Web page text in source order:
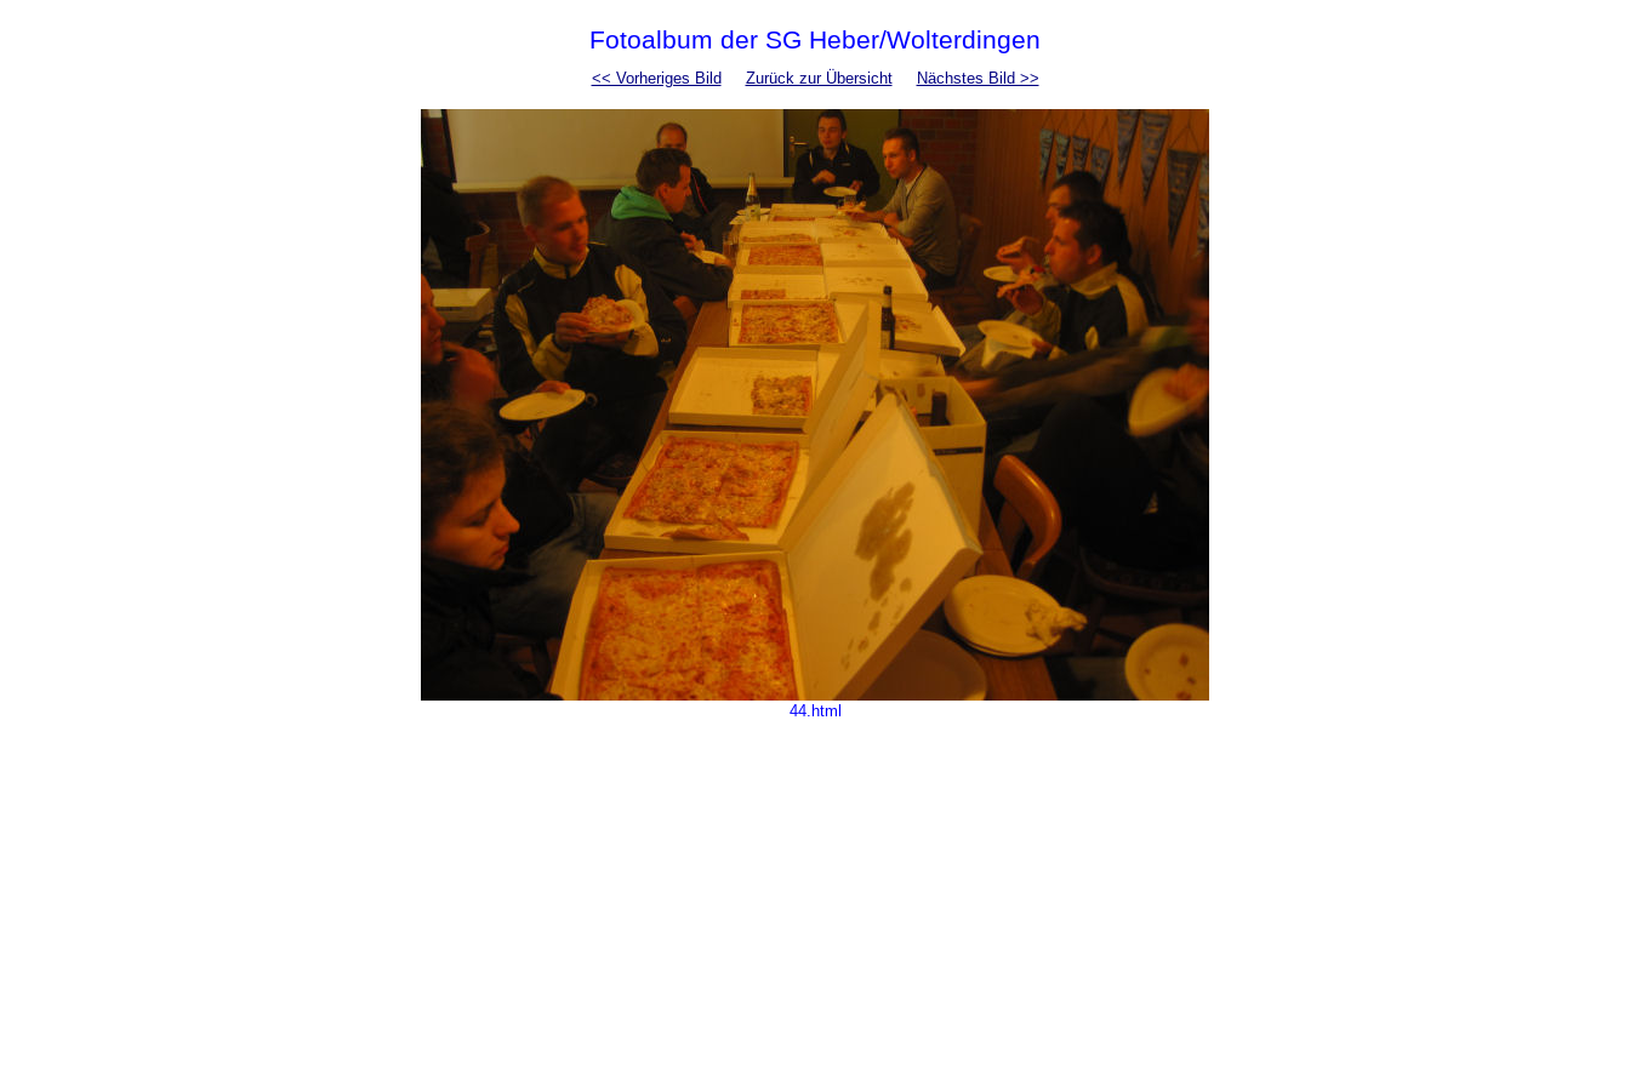
Fotoalbum der SG Heber/Wolterdingen
<< Vorheriges Bild Zurück zur Übersicht Nächstes Bild >>
44.html